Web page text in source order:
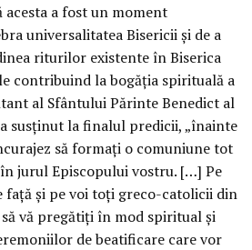
acesta a fost un moment
universalitatea Bisericii şi de a
riturilor existente în Biserica
contribuind la bogăţia spirituală a
al Sfântului Părinte Benedict al
susţinut la finalul predicii, „înainte
să formaţi o comuniune tot
jurul Episcopului vostru. […] Pe
faţă şi pe voi toţi greco-catolicii din
vă pregătiţi în mod spiritual şi
de beatificare care vor